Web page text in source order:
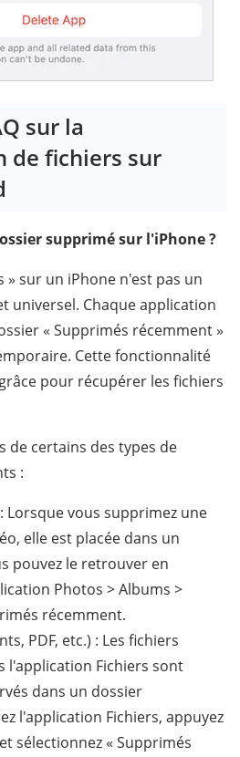
sur la
de fichiers sur
supprimé sur l'iPhone ?
» sur un iPhone n'est pas un
universel. Chaque application
« Supprimés récemment »
Cette fonctionnalité
pour récupérer les fichiers
de certains des types de
:
Lorsque vous supprimez une
elle est placée dans un
pouvez le retrouver en
Photos > Albums >
récemment.
PDF, etc.) : Les fichiers
l'application Fichiers sont
dans un dossier
l'application Fichiers, appuyez
sélectionnez « Supprimés